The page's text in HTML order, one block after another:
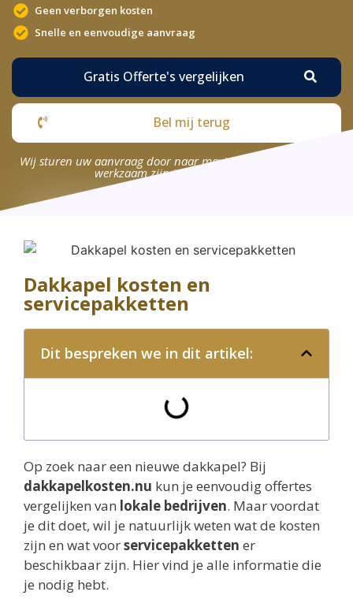
Geen verborgen kosten
Snelle en eenvoudige aanvraag
Gratis Offerte's vergelijken
Bel mij terug
Wij sturen uw aanvraag door naar maximaal 4 bedrijven die
werkzaam zijn in uw omgeving.
Dakkapel kosten en
servicepakketten
Dit bespreken we in dit artikel:
Op zoek naar een nieuwe dakkapel? Bij
dakkapelkosten.nu kun je eenvoudig offertes
vergelijken van lokale bedrijven. Maar voordat
je dit doet, wil je natuurlijk weten wat de kosten
zijn en wat voorservicepakketten er
beschikbaar zijn. Hier vind je alle informatie die
je nodig hebt.